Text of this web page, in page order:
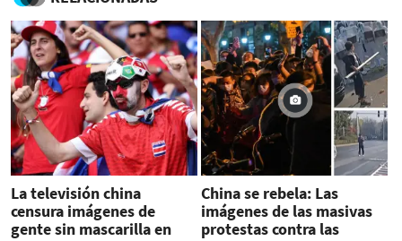
La televisión china
censura imágenes de
gente sin mascarilla en
China se rebela: Las
imágenes de las masivas
protestas contra las